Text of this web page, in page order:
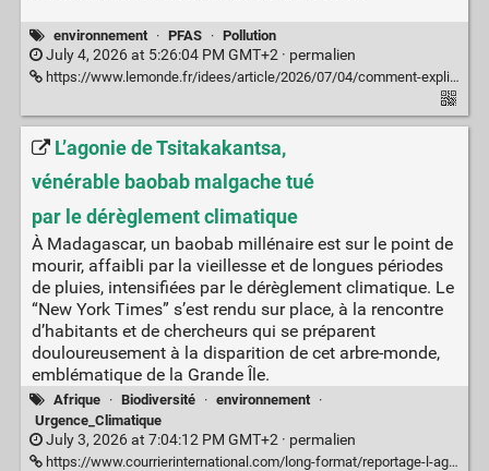
environnement · PFAS · Pollution
July 4, 2026 at 5:26:04 PM GMT+2 · permalien
https://www.lemonde.fr/idees/article/2026/07/04/comment-expliquer-le-deni-autour-des-pollutions-environnementales-les-analyses-du-biologiste-marc-billaud-et-du-medecin-jean-david-zeitoun_6720617_3232.html
L’agonie de Tsitakakantsa,
vénérable baobab malgache tué
par le dérèglement climatique
À Madagascar, un baobab millénaire est sur le point de
mourir, affaibli par la vieillesse et de longues périodes
de pluies, intensifiées par le dérèglement climatique. Le
“New York Times” s’est rendu sur place, à la rencontre
d’habitants et de chercheurs qui se préparent
douloureusement à la disparition de cet arbre-monde,
emblématique de la Grande Île.
Afrique · Biodiversité · environnement ·
Urgence_Climatique
July 3, 2026 at 7:04:12 PM GMT+2 · permalien
https://www.courrierinternational.com/long-format/reportage-l-agonie-de-tsitakakantsa-venerable-baobab-malgache-tue-par-le-dereglement-climatique_244552_1